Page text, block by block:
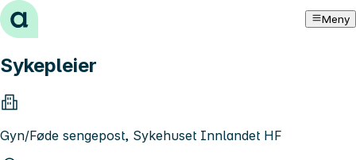
Hopp til innhold Meny
Sykepleier
Gyn/Føde sengepost, Sykehuset Innlandet HF